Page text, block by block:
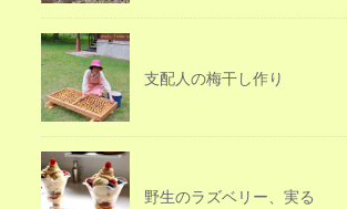
支配人の梅干し作り
野生のラズベリー、実る